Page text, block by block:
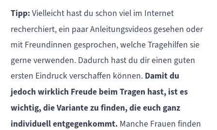
Tipp: Vielleicht hast du schon viel im Internet
recherchiert, ein paar Anleitungsvideos gesehen oder
mit Freundinnen gesprochen, welche Tragehilfen sie
gerne verwenden. Dadurch hast du dir einen guten
ersten Eindruck verschaffen können. Damit du
jedoch wirklich Freude beim Tragen hast, ist es
wichtig, die Variante zu finden, die euch ganz
individuell entgegenkommt. Manche Frauen finden